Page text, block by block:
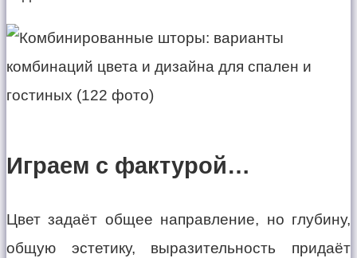
Играем с фактурой…
Цвет задаёт общее направление, но глубину,
общую эстетику, выразительность придаёт